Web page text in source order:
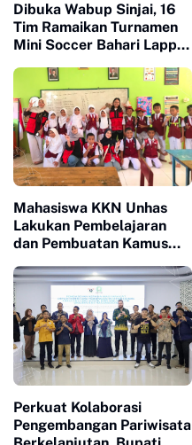
Dibuka Wabup Sinjai, 16
Tim Ramaikan Turnamen
Mini Soccer Bahari Lappa
Mahasiswa KKN Unhas
Lakukan Pembelajaran
dan Pembuatan Kamus
Inpres Lonrong
Perkuat Kolaborasi
Pengembangan Pariwisata